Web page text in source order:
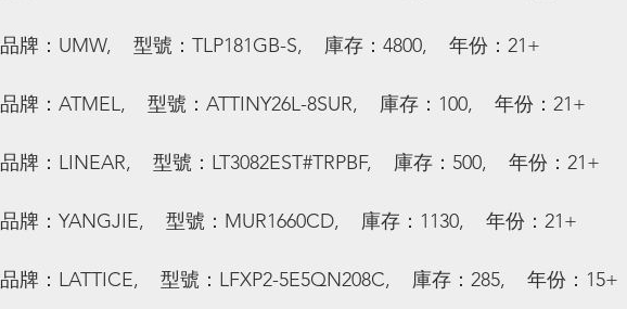
品牌：UMW,    型號：TLP181GB-S,    庫存：4800,    年份：21+
品牌：ATMEL,    型號：ATTINY26L-8SUR,    庫存：100,    年份：21+
品牌：LINEAR,    型號：LT3082EST#TRPBF,    庫存：500,    年份：21+
品牌：YANGJIE,    型號：MUR1660CD,    庫存：1130,    年份：21+
品牌：LATTICE,    型號：LFXP2-5E5QN208C,    庫存：285,    年份：15+